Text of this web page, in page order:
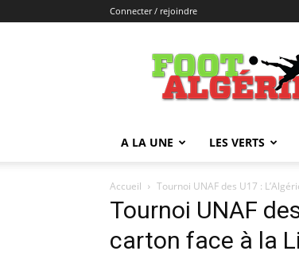
Connecter / rejoindre
A LA UNE LES VERTS
Accueil Tournoi UNAF des U17 :
Tournoi UNAF
carton face à la